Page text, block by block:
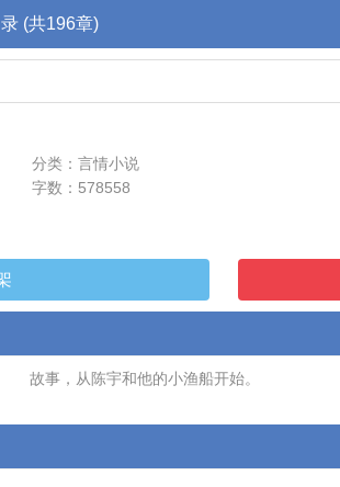
(共196章)
分类：言情小说
字数：578558
事，从陈宇和他的小渔船开始。